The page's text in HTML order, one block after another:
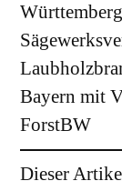
Bayern mit
ForstBW
Dieser